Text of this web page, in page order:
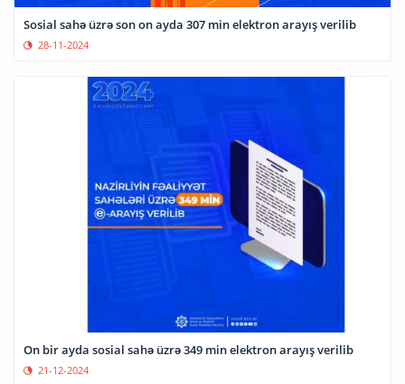
Sosial sahə üzrə son on ayda 307 min elektron arayış verilib
28-11-2024
On bir ayda sosial sahə üzrə 349 min elektron arayış verilib
21-12-2024